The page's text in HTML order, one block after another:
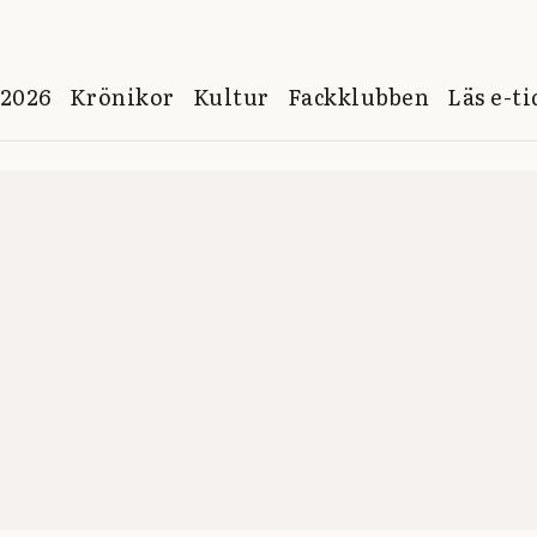
Krönikor Kultur Fackklubben Läs e-